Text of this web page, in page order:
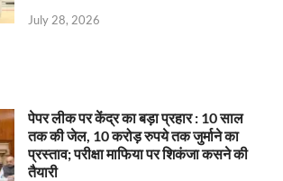
July 28, 2026
पेपर लीक पर केंद्र का बड़ा प्रहार : 10 साल
तक की जेल, 10 करोड़ रुपये तक जुर्माने का
प्रस्ताव; परीक्षा माफिया पर शिकंजा कसने की
तैयारी